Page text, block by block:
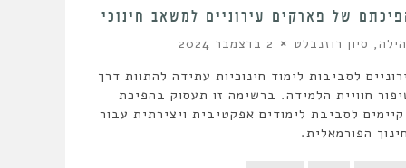
של פארקים עירוניים למשאב חינוכי
סיון רוזנבלט 2 בדצמבר 2024
לסביבות לימוד חינוכיות עתידה להתוות דרך
חוויית הלמידה. ברשימה זו תעסוק בהפיכת
קיימים לסביבת לימודים אפקטיבית ויצירתית עבור
הפורמאלית.